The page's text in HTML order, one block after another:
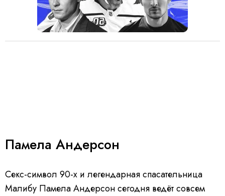
Памела Андерсон
Секс-символ 90-х и легендарная спасательница
Малибу Памела Андерсон сегодня ведёт совсем